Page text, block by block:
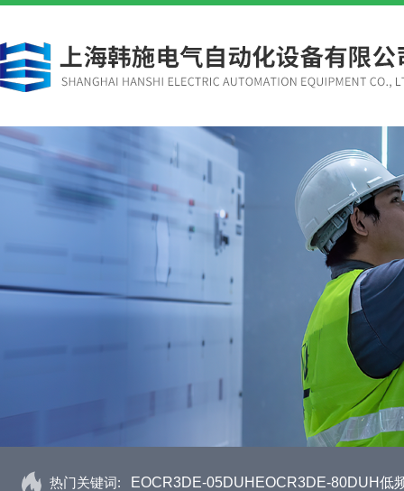
热门关键词: EOCR3DE-05DUHEOCR3DE-80DUH低